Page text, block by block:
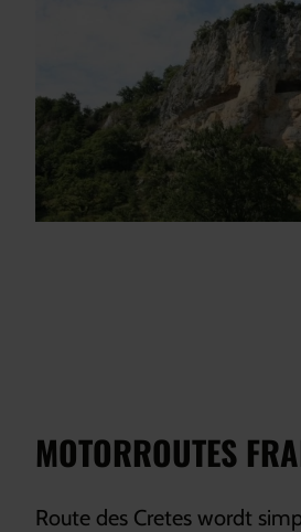
MOTORROUTES
Route des Cretes wordt